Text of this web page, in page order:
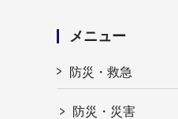
メニュー
防災・救急
防災・災害